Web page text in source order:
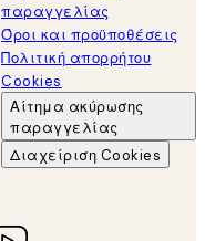
παραγγελίας
Όροι και προϋποθέσεις
Πολιτική απορρήτου
Cookies
Αίτημα ακύρωσης
παραγγελίας
Διαχείριση Cookies